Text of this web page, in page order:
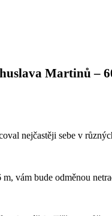
Martinů –
nejčastěji sebe v
vám bude odměnou